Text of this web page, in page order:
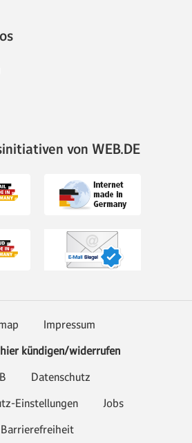
von WEB.DE
Impressum
kündigen/widerrufen
Datenschutz
Einstellungen
Jobs
Barrierefreiheit